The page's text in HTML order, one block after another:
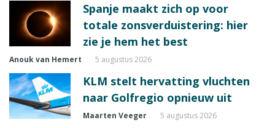
Spanje maakt zich op voor
totale zonsverduistering: hier
zie je hem het best
Anouk van Hemert 5 augustus 2026
KLM stelt hervatting vluchten
naar Golfregio opnieuw uit
Maarten Veeger 5 augustus 2026